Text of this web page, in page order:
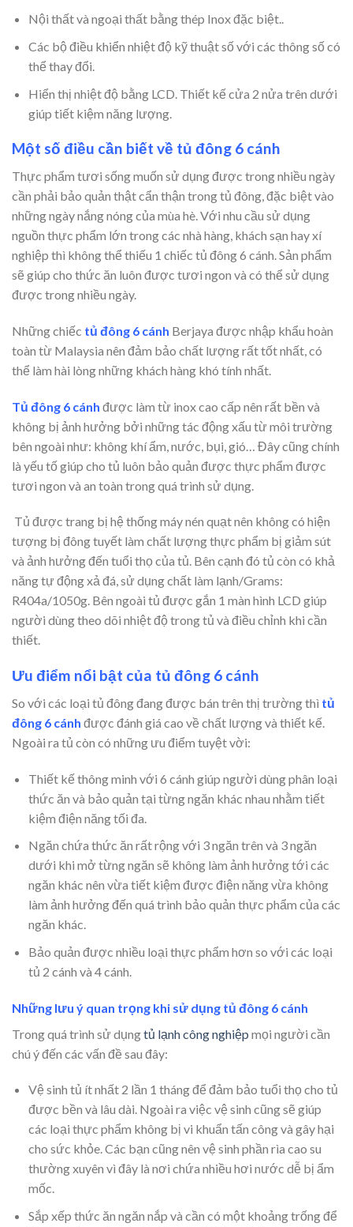
Nội thất và ngoại thất bằng thép Inox đặc biệt..
Các bộ điều khiển nhiệt độ kỹ thuật số với các thông số có
thể thay đổi.
Hiển thị nhiệt độ bằng LCD. Thiết kế cửa 2 nửa trên dưới
giúp tiết kiệm năng lượng.
Một số điều cần biết về tủ đông 6 cánh
Thực phẩm tươi sống muốn sử dụng được trong nhiều ngày
cần phải bảo quản thật cẩn thận trong tủ đông, đặc biệt vào
những ngày nắng nóng của mùa hè. Với nhu cầu sử dụng
nguồn thực phẩm lớn trong các nhà hàng, khách sạn hay xí
nghiệp thì không thể thiếu 1 chiếc tủ đông 6 cánh. Sản phẩm
sẽ giúp cho thức ăn luôn được tươi ngon và có thể sử dụng
được trong nhiều ngày.
Những chiếc tủ đông 6 cánh Berjaya được nhập khẩu hoàn
toàn từ Malaysia nên đảm bảo chất lượng rất tốt nhất, có
thể làm hài lòng những khách hàng khó tính nhất.
Tủ đông 6 cánh được làm từ inox cao cấp nên rất bền và
không bị ảnh hưởng bởi những tác động xấu từ môi trường
bên ngoài như: không khí ẩm, nước, bụi, gió… Đây cũng chính
là yếu tố giúp cho tủ luôn bảo quản được thực phẩm được
tươi ngon và an toàn trong quá trình sử dụng.
Tủ được trang bị hệ thống máy nén quạt nên không có hiện
tượng bị đông tuyết làm chất lượng thực phẩm bị giảm sút
và ảnh hưởng đến tuổi thọ của tủ. Bên cạnh đó tủ còn có khả
năng tự động xả đá, sử dụng chất làm lạnh/Grams:
R404a/1050g. Bên ngoài tủ được gắn 1 màn hình LCD giúp
người dùng theo dõi nhiệt độ trong tủ và điều chỉnh khi cần
thiết.
Ưu điểm nổi bật của tủ đông 6 cánh
So với các loại tủ đông đang được bán trên thị trường thì tủ
đông 6 cánh được đánh giá cao về chất lượng và thiết kế.
Ngoài ra tủ còn có những ưu điểm tuyệt vời:
Thiết kế thông minh với 6 cánh giúp người dùng phân loại
thức ăn và bảo quản tại từng ngăn khác nhau nhằm tiết
kiệm điện năng tối đa.
Ngăn chứa thức ăn rất rộng với 3 ngăn trên và 3 ngăn
dưới khi mở từng ngăn sẽ không làm ảnh hưởng tới các
ngăn khác nên vừa tiết kiệm được điện năng vừa không
làm ảnh hưởng đến quá trình bảo quản thực phẩm của các
ngăn khác.
Bảo quản được nhiều loại thực phẩm hơn so với các loại
tủ 2 cánh và 4 cánh.
Những lưu ý quan trọng khi sử dụng tủ đông 6 cánh
Trong quá trình sử dụngtủ lạnh công nghiệp mọi người cần
chú ý đến các vấn đề sau đây:
Vệ sinh tủ ít nhất 2 lần 1 tháng để đảm bảo tuổi thọ cho tủ
được bền và lâu dài. Ngoài ra việc vệ sinh cũng sẽ giúp
các loại thực phẩm không bị vi khuẩn tấn công và gây hại
cho sức khỏe. Các bạn cũng nên vệ sinh phần rìa cao su
thường xuyên vì đây là nơi chứa nhiều hơi nước dễ bị ẩm
mốc.
Sắp xếp thức ăn ngăn nắp và cần có một khoảng trống để